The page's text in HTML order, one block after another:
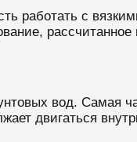
работать с
рассчитанное
вод. Самая
двигаться